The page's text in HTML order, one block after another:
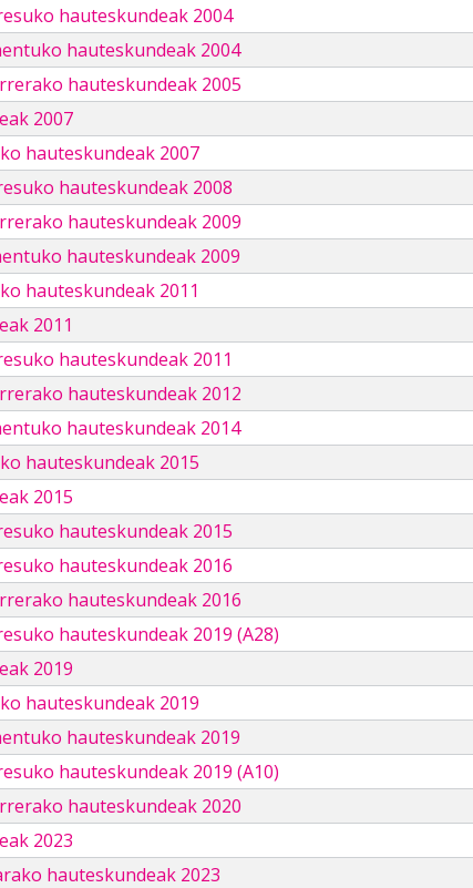
hauteskundeak 2004
hauteskundeak 2004
hauteskundeak 2005
2007
hauteskundeak 2007
hauteskundeak 2008
hauteskundeak 2009
hauteskundeak 2009
hauteskundeak 2011
2011
hauteskundeak 2011
hauteskundeak 2012
hauteskundeak 2014
hauteskundeak 2015
2015
hauteskundeak 2015
hauteskundeak 2016
hauteskundeak 2016
hauteskundeak 2019 (A28)
2019
hauteskundeak 2019
hauteskundeak 2019
hauteskundeak 2019 (A10)
hauteskundeak 2020
2023
hauteskundeak 2023